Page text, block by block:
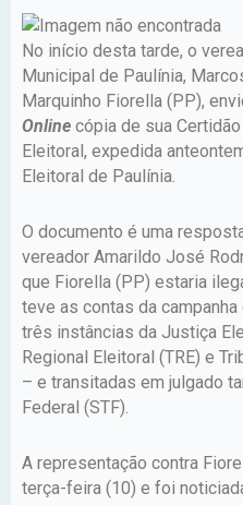
No início desta tarde, o
Municipal de Paulínia,
Marquinho Fiorella (PP),
Online cópia de sua
Eleitoral, expedida
Eleitoral de Paulínia.
O documento é uma
vereador Amarildo José
que Fiorella (PP) estaria
teve as contas da
três instâncias da Justiça
Regional Eleitoral (TRE) e
– e transitadas em julgado
Federal (STF).
A representação contra
terça-feira (10) e foi